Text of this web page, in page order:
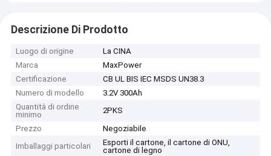
Descrizione Di Prodotto
Luogo di origine
La CINA
Marca
MaxPower
Certificazione
CB UL BIS IEC MSDS UN38.3
Numero di modello
3.2V 300Ah
Quantità di ordine
minimo
2PKS
Prezzo
Negoziabile
Imballaggi particolari
Esporti il cartone, il cartone di ONU,
cartone di legno